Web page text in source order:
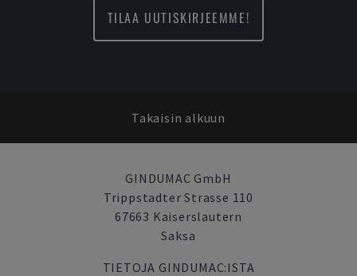
TILAA UUTISKIRJEEMME!
Takaisin alkuun
GINDUMAC GmbH
Trippstadter Strasse 110
67663 Kaiserslautern
Saksa
TIETOJA GINDUMAC:ISTA